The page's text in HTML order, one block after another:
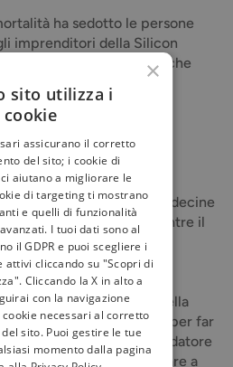
ha sedotto le persone
imprenditori della Silicon
milioni in startup e ricerche
il processo di
la morte".
Valley la morte è un
della singolarità, prende decine
mantenersi in salute, mentre il
autore della celebre
ex presidente e
Alcor, ha deciso di
Johnson, fondatore della
milioni di dollari all'anno per far
la giovinezza. Il cofondatore
pensa di poter arrivare a
×
sito utilizza i
cookie
assicurano il corretto
del sito; i cookie di
aiutano a migliorare le
di targeting ti mostrano
e quelli di funzionalità
I tuoi dati sono al
il GDPR e puoi scegliere i
attivi cliccando su "Scopri di
Cliccando la X in alto a
con la navigazione
necessari al corretto
sito. Puoi gestire le tue
momento dalla pagina